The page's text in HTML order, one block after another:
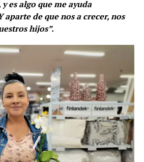
es algo que me ayuda
aparte de que nos a crecer, nos
hijos”.